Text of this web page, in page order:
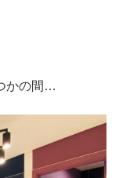
かの間…